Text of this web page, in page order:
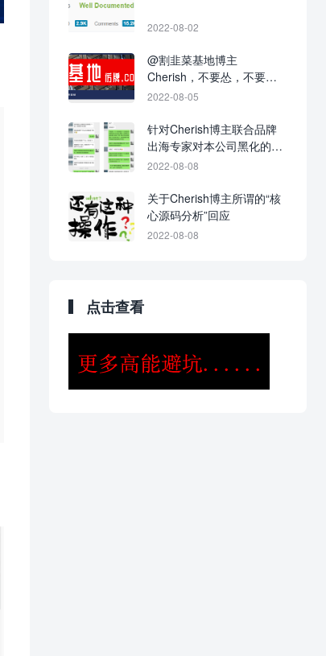
2022-08-02
@割韭菜基地博主
Cherish，不要怂，不要不
回应，不要当缩头乌龟！
2022-08-05
针对Cherish博主联合品牌
出海专家对本公司黑化的战
争进展图
2022-08-08
关于Cherish博主所谓的“核
心源码分析”回应
2022-08-08
点击查看